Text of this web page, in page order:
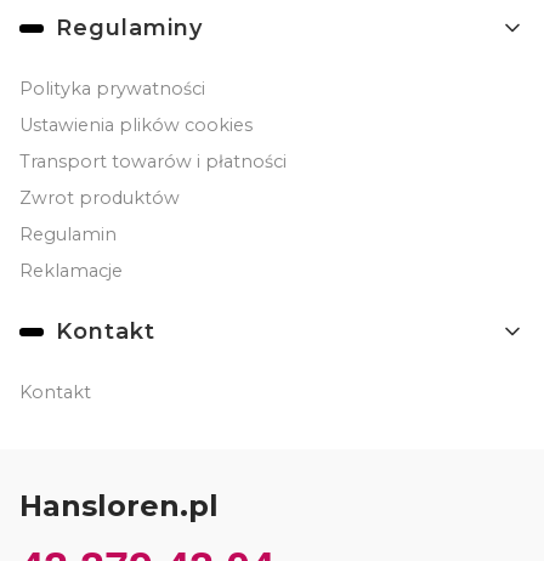
Linki w stopce
Regulaminy
Polityka prywatności
Ustawienia plików cookies
Transport towarów i płatności
Zwrot produktów
Regulamin
Reklamacje
Kontakt
Kontakt
Hansloren.pl